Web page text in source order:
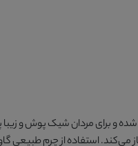
و برای مردان شیک پوش و
می‌کند. استفاده از چرم طبیعی